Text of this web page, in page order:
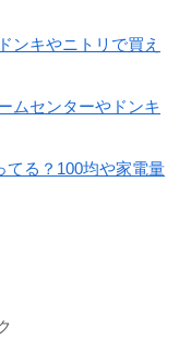
ンキやニトリで買え
ムセンターやドンキ
てる？100均や家電量